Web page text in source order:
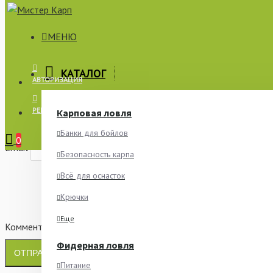
СООБЩИТЬ О НАЛИЧИИ
Имя
Email
Комментарий
ОТПРАВИТЬ
МЕНЮ
КАТАЛОГ
Карповая ловля
Банки для бойлов
Безопасность карпа
Всё для оснасток
Крючки
Еще
Фидерная ловля
Питание
АВТОРИЗАЦИЯ
РЕГИСТРАЦИЯ
0